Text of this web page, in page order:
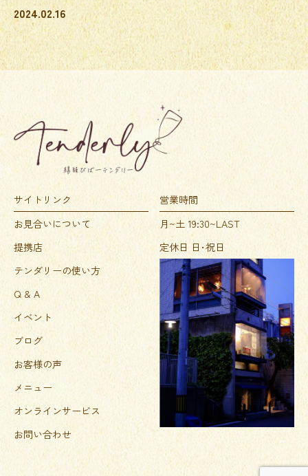
2024.02.16
サイトリンク
お見合いについて
提携店
テンダリーの使い方
Q & A
イベント
ブログ
お客様の声
メニュー
オンラインサービス
お問い合わせ
営業時間
月~土 19:30~LAST
定休日 日･祝日